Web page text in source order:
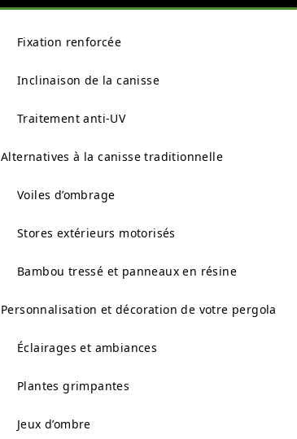
Fixation renforcée
Inclinaison de la canisse
Traitement anti-UV
Alternatives à la canisse traditionnelle
Voiles d’ombrage
Stores extérieurs motorisés
Bambou tressé et panneaux en résine
Personnalisation et décoration de votre pergola
Éclairages et ambiances
Plantes grimpantes
Jeux d’ombre